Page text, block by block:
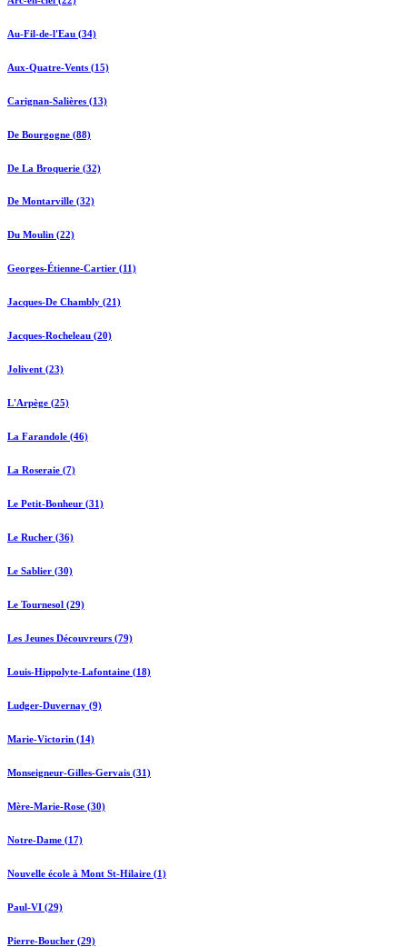
Au-Fil-de-l'Eau (34)
Aux-Quatre-Vents (15)
Carignan-Salières (13)
De Bourgogne (88)
De La Broquerie (32)
De Montarville (32)
Du Moulin (22)
Georges-Étienne-Cartier (11)
Jacques-De Chambly (21)
Jacques-Rocheleau (20)
Jolivent (23)
L'Arpège (25)
La Farandole (46)
La Roseraie (7)
Le Petit-Bonheur (31)
Le Rucher (36)
Le Sablier (30)
Le Tournesol (29)
Les Jeunes Découvreurs (79)
Louis-Hippolyte-Lafontaine (18)
Ludger-Duvernay (9)
Marie-Victorin (14)
Monseigneur-Gilles-Gervais (31)
Mère-Marie-Rose (30)
Notre-Dame (17)
Nouvelle école à Mont St-Hilaire (1)
Paul-VI (29)
Pierre-Boucher (29)